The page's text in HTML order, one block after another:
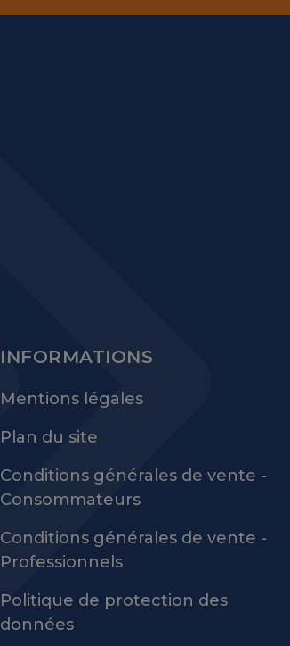
INFORMATIONS
Mentions légales
Plan du site
Conditions générales de vente -
Consommateurs
Conditions générales de vente -
Professionnels
Politique de protection des
données